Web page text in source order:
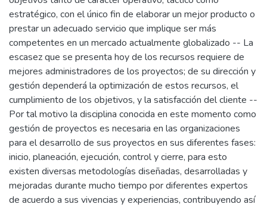
estratégico, con el único fin de elaborar un mejor producto o
prestar un adecuado servicio que implique ser más
competentes en un mercado actualmente globalizado -- La
escasez que se presenta hoy de los recursos requiere de
mejores administradores de los proyectos; de su dirección y
gestión dependerá la optimización de estos recursos, el
cumplimiento de los objetivos, y la satisfacción del cliente --
Por tal motivo la disciplina conocida en este momento como
gestión de proyectos es necesaria en las organizaciones
para el desarrollo de sus proyectos en sus diferentes fases:
inicio, planeación, ejecución, control y cierre, para esto
existen diversas metodologías diseñadas, desarrolladas y
mejoradas durante mucho tiempo por diferentes expertos
de acuerdo a sus vivencias y experiencias, contribuyendo así